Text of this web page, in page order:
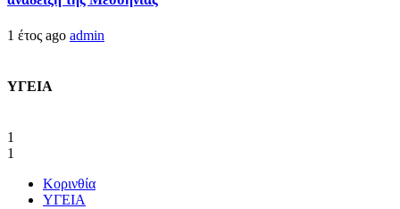
1 έτος ago admin
ΥΓΕΙΑ
1
1
Κορινθία
ΥΓΕΙΑ